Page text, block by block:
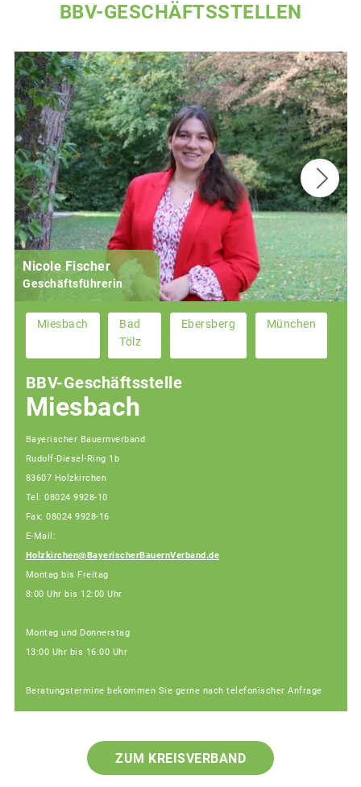
BBV-GESCHÄFTSSTELLEN
Nicole Fischer
Geschäftsführerin
Miesbach
Bad
Tölz
Ebersberg München
BBV-Geschäftsstelle
Miesbach
Bayerischer Bauernverband
Rudolf-Diesel-Ring 1b
83607 Holzkirchen
Tel: 08024 9928-10
Fax: 08024 9928-16
E-Mail:
Holzkirchen@BayerischerBauernVerband.de
Montag bis Freitag
8:00 Uhr bis 12:00 Uhr
Montag und Donnerstag
13:00 Uhr bis 16:00 Uhr
Beratungstermine bekommen Sie gerne nach telefonischer Anfrage
ZUM KREISVERBAND